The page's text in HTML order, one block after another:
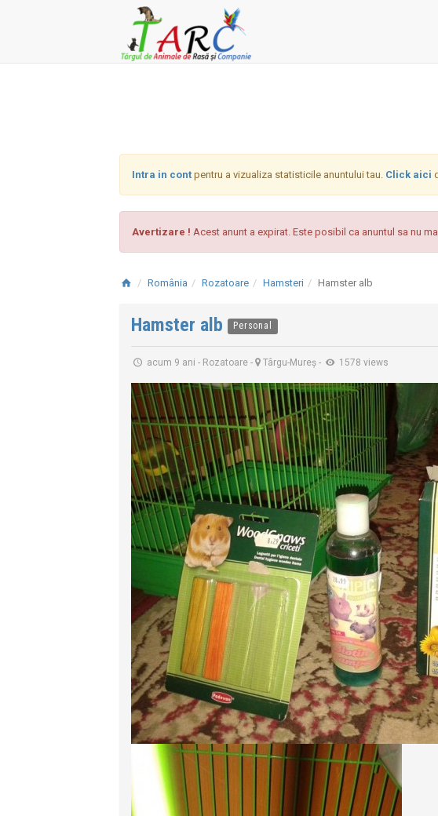
Intra in cont pentru a vizualiza statisticile anuntului tau. Click aici
Avertizare ! Acest anunt a expirat. Este posibil ca anuntul sa nu
România Rozatoare Hamsteri Hamster alb
Hamster alb Personal
acum 9 ani - Rozatoare- Târgu-Mureş - 1578 views